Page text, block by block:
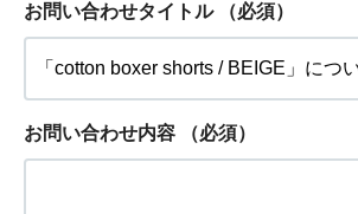
お問い合わせタイトル （必須）
お問い合わせ内容 （必須）